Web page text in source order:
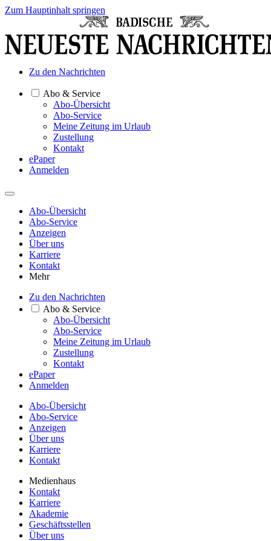
Zum Hauptinhalt springen
Zu den Nachrichten
Abo & Service
Abo-Übersicht
Abo-Service
Meine Zeitung im Urlaub
Zustellung
Kontakt
ePaper
Anmelden
Abo-Übersicht
Abo-Service
Anzeigen
Über uns
Karriere
Kontakt
Mehr
Zu den Nachrichten
Abo & Service
Abo-Übersicht
Abo-Service
Meine Zeitung im Urlaub
Zustellung
Kontakt
ePaper
Anmelden
Abo-Übersicht
Abo-Service
Anzeigen
Über uns
Karriere
Kontakt
Medienhaus
Kontakt
Karriere
Akademie
Geschäftsstellen
Über uns